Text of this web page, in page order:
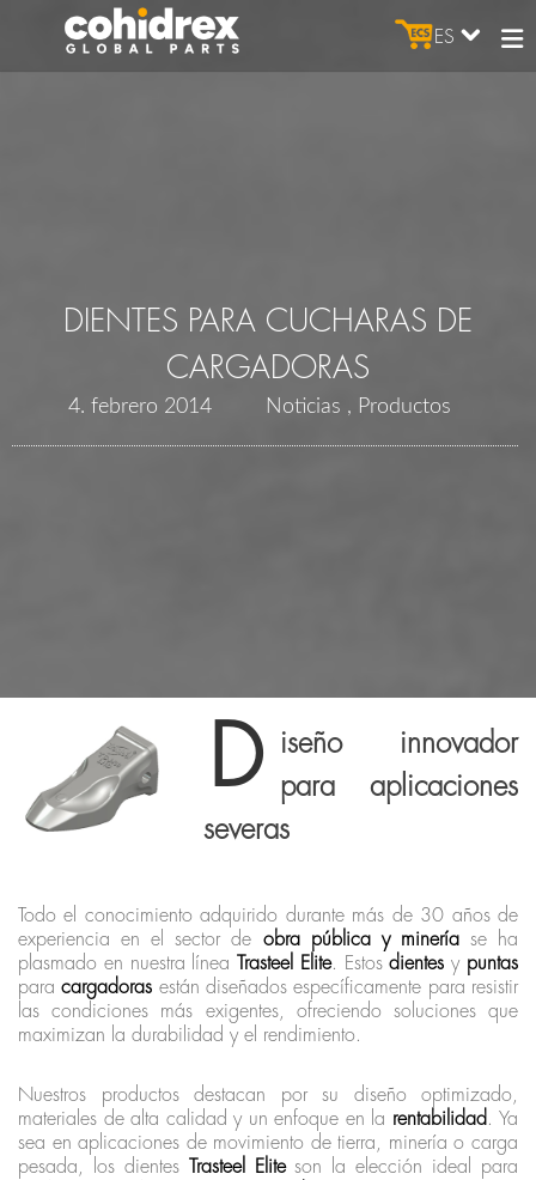
ES
DIENTES PARA CUCHARAS DE
CARGADORAS
4. febrero 2014 Noticias Productos
D
iseño innovador
para aplicaciones
severas
Todo el conocimiento adquirido durante más de 30 años de
experiencia en el sector de obra pública y mineríase ha
plasmado en nuestra línea
Trasteel Elite. Estosdientes y puntas
paracargadoras están diseñados específicamente para resistir
las condiciones más exigentes, ofreciendo soluciones que
maximizan la durabilidad y el rendimiento.
Nuestros productos destacan por su diseño optimizado,
materiales de alta calidad y un enfoque en la rentabilidad. Ya
sea en aplicaciones de movimiento de tierra, minería o carga
pesada, los dientes
Trasteel Eliteson la elección ideal para